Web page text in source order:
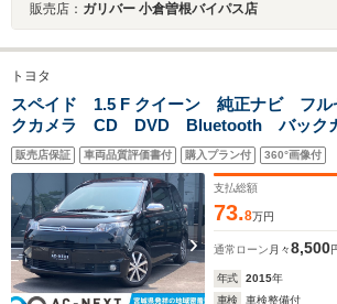
販売店： ガリバー 小倉曽根バイパス店
トヨタ
スペイド 1.5 F クイーン 純正ナビ フ
クカメラ CD DVD Bluetooth バック
アリングリモコン 片側電動スライドドア
ー アイドリングストップ ETC 運転席/助
ック 社外15インチAW
販売店保証 車両品質評価書付 購入プラン付 360°画像付
支払総額
73.8万円
通常ローン 月々8,500
年式 2015年
車検
車検整備付